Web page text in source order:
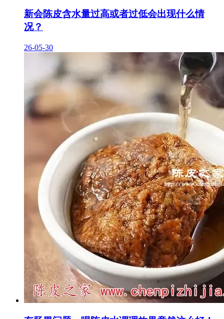
新会陈皮含水量过高或者过低会出现什么情
况？
26-05-30